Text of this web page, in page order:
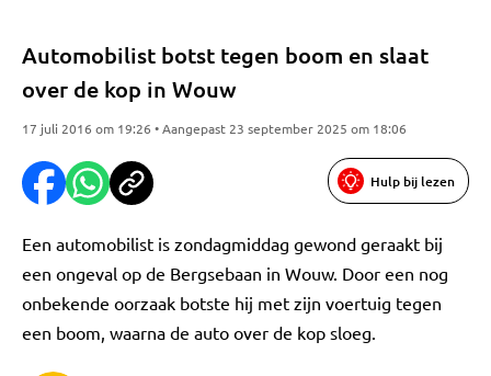
Automobilist botst tegen boom en slaat
over de kop in Wouw
17 juli 2016 om 19:26 • Aangepast 23 september 2025 om 18:06
Hulp bij lezen
Een automobilist is zondagmiddag gewond geraakt bij
een ongeval op de Bergsebaan in Wouw. Door een nog
onbekende oorzaak botste hij met zijn voertuig tegen
een boom, waarna de auto over de kop sloeg.